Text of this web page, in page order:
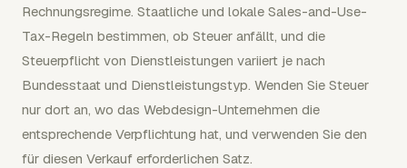
Rechnungsregime. Staatliche und lokale Sales-and-Use-
Tax-Regeln bestimmen, ob Steuer anfällt, und die
Steuerpflicht von Dienstleistungen variiert je nach
Bundesstaat und Dienstleistungstyp. Wenden Sie Steuer
nur dort an, wo das Webdesign-Unternehmen die
entsprechende Verpflichtung hat, und verwenden Sie den
für diesen Verkauf erforderlichen Satz.